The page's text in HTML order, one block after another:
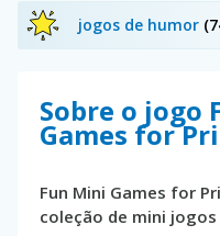
jogos de humor
Sobre o jogo
Games for
Fun Mini Games for
coleção de mini